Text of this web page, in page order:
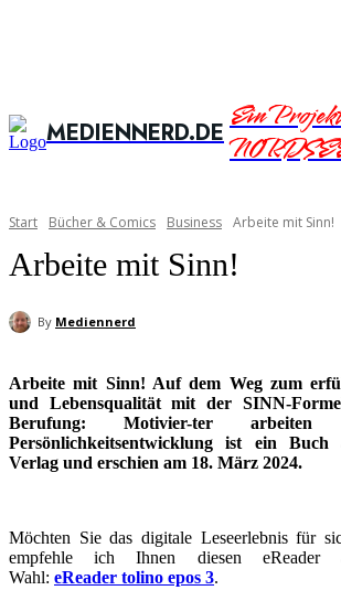
MEDIENNERD.DEEin
Start Bücher & Comics Business Arbeite mit Sinn!
Arbeite mit Sinn!
By Mediennerd
Arbeite mit Sinn! Auf dem Weg zum
und Lebensqualität mit der SINN-
Berufung: Motivier-ter arbeiten
Persönlichkeitsentwicklung ist ein Buch
Verlag und erschien am 18. März 2024.
Möchten Sie das digitale Leseerlebnis für
empfehle ich Ihnen diesen eReader
Wahl: eReader tolino epos 3.